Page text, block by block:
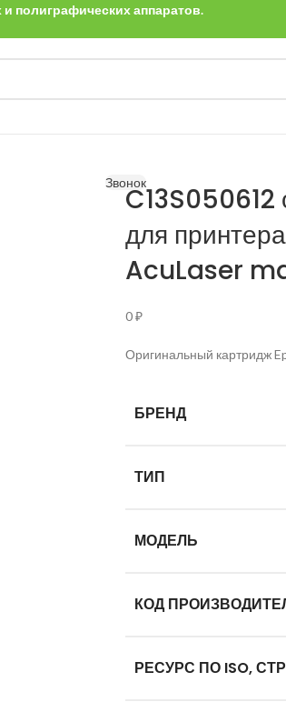
полиграфических аппаратов.
ЗвонокC13S050612
для
AcuLaser
0₽
Оригинальный картридж
БРЕНД
ТИП
МОДЕЛЬ
КОД
РЕСУРС ПО ISO,